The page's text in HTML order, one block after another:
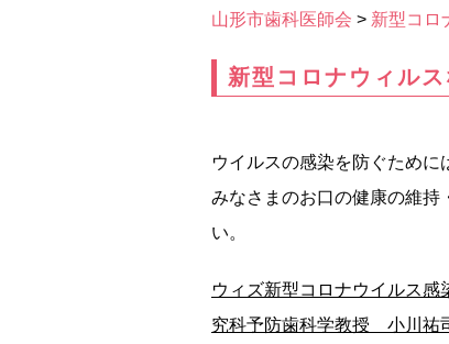
山形市歯科医師会 > 新型コロ
新型コロナウィル
ウイルスの感染を防ぐために
みなさまのお口の健康の維持
い。
ウィズ新型コロナウイルス
究科予防歯科学教授 小川祐